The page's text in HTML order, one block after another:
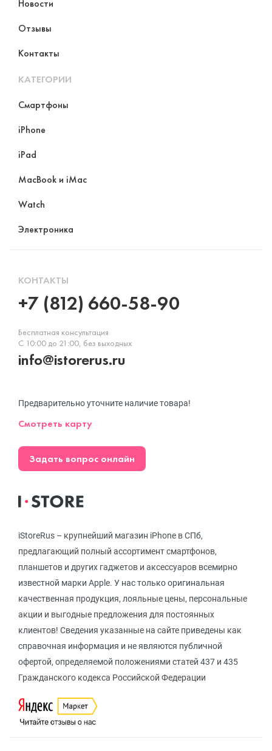
iStoreRus – крупнейший магазин iPhone в СПб,
предлагающий полный ассортимент смартфонов,
планшетов и других гаджетов и аксессуаров всемирно
известной марки Apple. У нас только оригинальная
качественная продукция, лояльные цены, персональные
акции и выгодные предложения для постоянных
клиентов! Сведения указанные на сайте приведены как
справочная информация и не являются публичной
офертой, определяемой положениями статей 437 и 435
Гражданского кодекса Российской Федерации
Новости
Отзывы
Контакты
КАТЕГОРИИ
Смартфоны
iPhone
iPad
MacBook и iMac
Watch
Электроника
КОНТАКТЫ
+7 (812) 660-58-90
Бесплатная консультация
С 10:00 до 21:00, без выходных
info@istorerus.ru
Предварительно уточните наличие товара!
Смотреть карту
Задать вопрос онлайн